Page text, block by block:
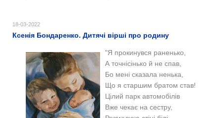
18-03-2022
Ксенія Бондаренко. Дитячі вірші про родину
"Я прокинувся раненько,
А точнісінько й не спав,
Бо мені сказала ненька,
Що я старшим братом став!
Цілий парк автомобілів
Вже чекає на сестру,